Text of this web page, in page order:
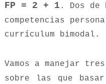
FP = 2 + 1 . Dos de
competencias
currículum bimodal.
Vamos a manejar
sobre las que